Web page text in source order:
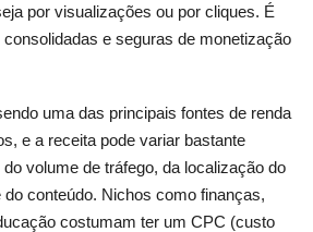
por visualizações ou por cliques. É
e seguras de monetização
uma das principais fontes de renda
e a receita pode variar bastante
volume de tráfego, da localização do
do conteúdo. Nichos como finanças,
costumam ter um CPC (custo